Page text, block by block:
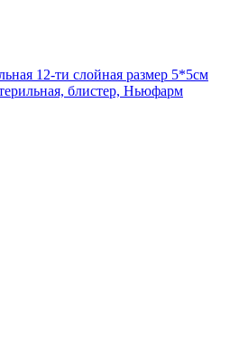
12-ти слойная размер 5*5см
блистер, Ньюфарм